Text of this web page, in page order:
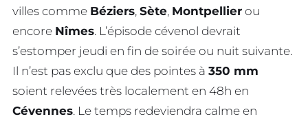
villes comme Béziers, Sète, Montpellier ou
encore Nîmes. L’épisode cévenol devrait
s’estomper jeudi en fin de soirée ou nuit suivante.
Il n’est pas exclu que des pointes à 350 mm
soient relevées très localement en 48h en
Cévennes. Le temps redeviendra calme en